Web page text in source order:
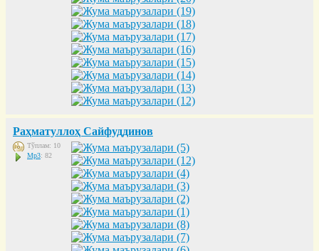
Раҳматуллоҳ Сайфуддинов
Тўплам: 10
Mp3: 82